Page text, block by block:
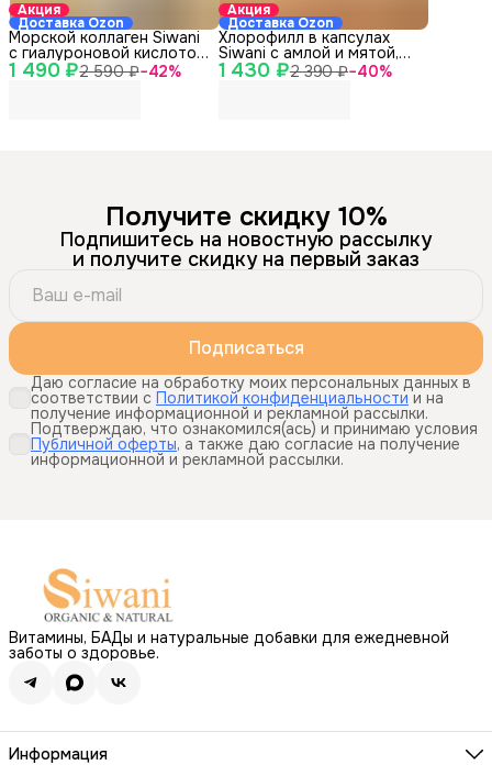
Акция
Доставка Ozon
1 490 ₽2 590 ₽−42%
Морской коллаген Siwani
с гиалуроновой кислотой,
витамином C и Q10, 90
капсул
Акция
Доставка Ozon
1 430 ₽2 390 ₽−40%
Хлорофилл в капсулах
Siwani с амлой и мятой,
60 капсул
Получите скидку 10%
Подпишитесь на новостную рассылку
и получите скидку на первый заказ
Подписаться
Даю согласие на обработку моих персональных данных в
соответствии с Политикой конфиденциальностии на
получение информационной и рекламной рассылки.
Подтверждаю, что ознакомился(ась) и принимаю условия
Публичной оферты, а также даю согласие на получение
информационной и рекламной рассылки.
Витамины, БАДы и натуральные добавки для ежедневной
заботы о здоровье.
Информация